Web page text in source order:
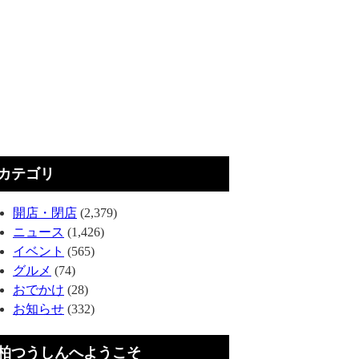
テゴリ
開店・閉店 (2,379)
ニュース (1,426)
イベント (565)
グルメ (74)
おでかけ (28)
お知らせ (332)
つうしんへようこそ